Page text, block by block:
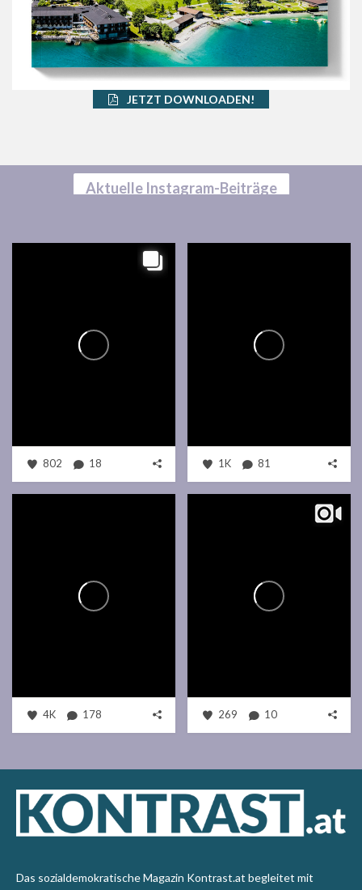
JETZT DOWNLOADEN!
Aktuelle Instagram-Beiträge
802 18 1K 81
4K 178 269 10
Das sozialdemokratische Magazin Kontrast.at begleitet mit